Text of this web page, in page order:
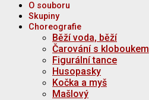
O souboru
Skupiny
Choreografie
Běží voda, běží
Čarování s kloboukem
Figurální tance
Husopasky
Kočka a myš
Mašlový